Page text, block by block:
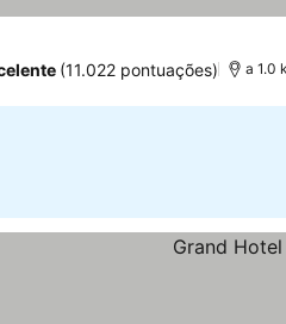
(11.022 pontuações) a 1.0